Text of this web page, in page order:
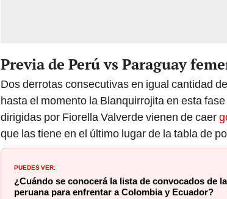
Previa de Perú vs Paraguay
Dos derrotas consecutivas en igual cantidad
hasta el momento la Blanquirrojita en esta
dirigidas por Fiorella Valverde vienen de caer
que las tiene en el último lugar de la tabla de
PUEDES VER:
¿Cuándo se conocerá la lista de convocados de
peruana para enfrentar a Colombia y Ecuador?